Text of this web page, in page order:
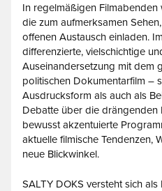
In regelmäßigen Filmabenden
die zum aufmerksamen
offenen Austausch einladen.
differenzierte, vielschichtige
Auseinandersetzung mit dem
politischen Dokumentarfilm –
Ausdrucksform als auch als
Debatte über die drängenden
bewusst akzentuierte
aktuelle filmische Tendenzen,
neue Blickwinkel.
SALTY DOKS versteht sich